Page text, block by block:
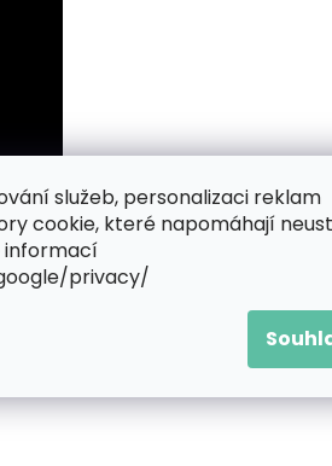
služeb, personalizaci reklam
cookie, které napomáhají
informací
privacy/